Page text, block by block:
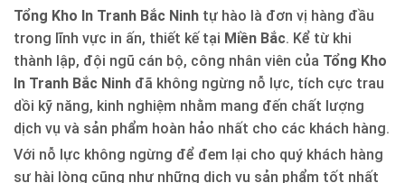
Tổng Kho In Tranh Bắc Ninh tự hào là đơn vị hàng đầu
trong lĩnh vực in ấn, thiết kế tại Miền Bắc. Kể từ khi
thành lập, đội ngũ cán bộ, công nhân viên của Tổng Kho
In Tranh Bắc Ninh đã không ngừng nỗ lực, tích cực trau
dồi kỹ năng, kinh nghiệm nhằm mang đến chất lượng
dịch vụ và sản phẩm hoàn hảo nhất cho các khách hàng.
Với nỗ lực không ngừng để đem lại cho quý khách hàng
sự hài lòng cũng như những dịch vụ sản phẩm tốt nhất